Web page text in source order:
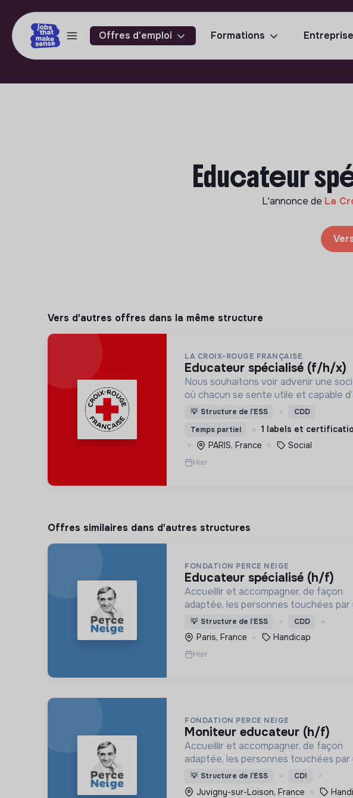
Offres d'emploi Formations
Educateur
L'annonce de La
Vers d'autres offres dans la même structure
LA CROIX-ROUGE FRANÇAISE
educateur spécialisé (f/h/x)
Nous souhaitons voir advenir une
où chacun se sente utile et capable
Pour cela, nous proposons des
adaptés à tous.
💡 Structure de l’ESS
CDD
Temps partiel
1 labels et
PARIS, France
Social
Hier
Offres similaires dans d'autres structures
FONDATION PERCE NEIGE
educateur spécialisé (h/f)
Accueillir et accompagner, de façon
adaptée, les personnes touchées par
déficience mentale, un handicap
ou psychique
💡 Structure de l’ESS CDD
Paris, France Handicap
Hier
FONDATION PERCE NEIGE
moniteur educateur (h/f)
Accueillir et accompagner, de façon
adaptée, les personnes touchées par
déficience mentale, un handicap
ou psychique
💡 Structure de l’ESS CDI
Juvigny-sur-Loison, France